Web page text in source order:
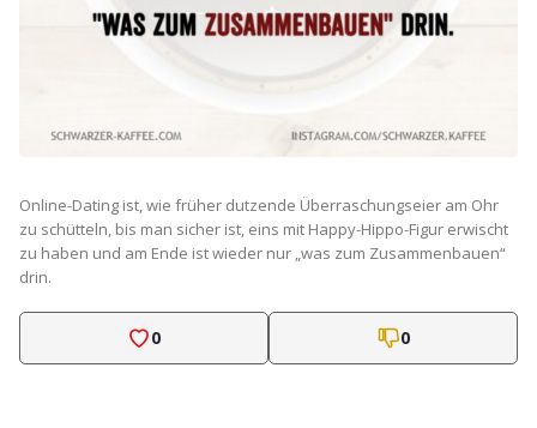
Online-Dating ist, wie früher dutzende Überraschungseier am Ohr
zu schütteln, bis man sicher ist, eins mit Happy-Hippo-Figur erwischt
zu haben und am Ende ist wieder nur „was zum Zusammenbauen“
drin.
0 0